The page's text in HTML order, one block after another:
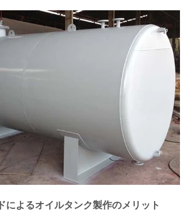
によるオイルタンク製作のメリット